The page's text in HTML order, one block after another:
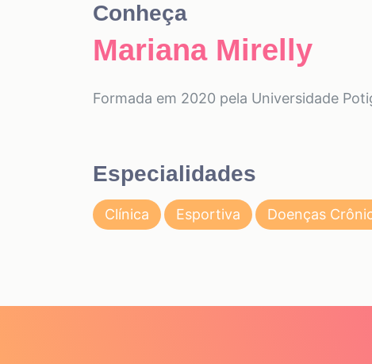
Conheça
Mariana Mirelly
Formada em 2020 pela Universidade
Especialidades
Clínica Esportiva Doenças